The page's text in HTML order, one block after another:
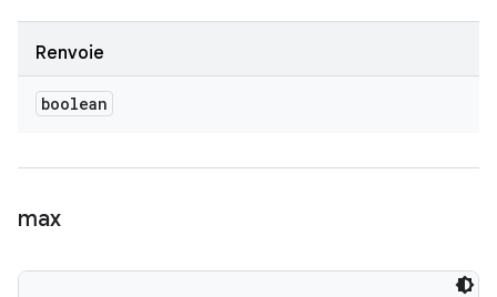
Renvoie
boolean
max